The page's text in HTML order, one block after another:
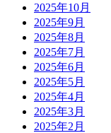
2025年10月
2025年9月
2025年8月
2025年7月
2025年6月
2025年5月
2025年4月
2025年3月
2025年2月